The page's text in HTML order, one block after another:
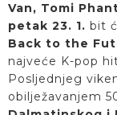
Van, Tomi
petak 23. 1. bit
Back to the
najveće K-pop
Posljednjeg
obilježavanjem